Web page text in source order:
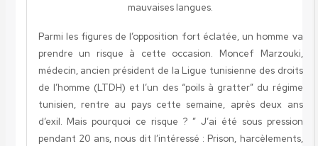
mauvaises langues.
Parmi les figures de l’opposition fort éclatée, un homme va
prendre un risque à cette occasion. Moncef Marzouki,
médecin, ancien président de la Ligue tunisienne des droits
de l’homme (LTDH) et l’un des “poils à gratter” du régime
tunisien, rentre au pays cette semaine, après deux ans
d’exil. Mais pourquoi ce risque ? ” J’ai été sous pression
pendant 20 ans, nous dit l’intéressé : Prison, harcèlements,